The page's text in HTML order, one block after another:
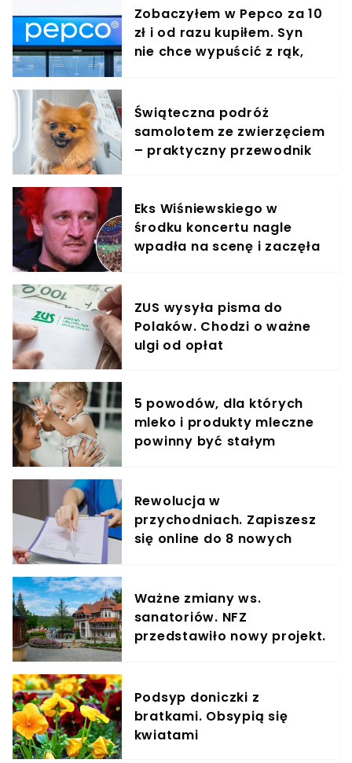
Zobaczyłem w Pepco za 10
zł i od razu kupiłem. Syn
nie chce wypuścić z rąk,
Świąteczna podróż
samolotem ze zwierzęciem
– praktyczny przewodnik
Eks Wiśniewskiego w
środku koncertu nagle
wpadła na scenę i zaczęła
ZUS wysyła pisma do
Polaków. Chodzi o ważne
ulgi od opłat
5 powodów, dla których
mleko i produkty mleczne
powinny być stałym
Rewolucja w
przychodniach. Zapiszesz
się online do 8 nowych
Ważne zmiany ws.
sanatoriów. NFZ
przedstawiło nowy projekt.
Podsyp doniczki z
bratkami. Obsypią się
kwiatami